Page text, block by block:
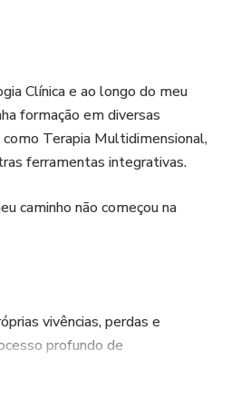
Clínica e ao longo do meu
formação em diversas
Terapia Multidimensional,
ferramentas integrativas.
caminho não começou na
vivências, perdas e
profundo de
honesto.